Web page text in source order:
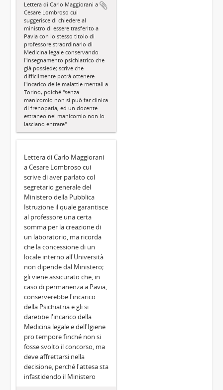
Lettera di Carlo Maggiorani a
Cesare Lombroso cui
suggerisce di chiedere al
ministro di essere trasferito a
Pavia con lo stesso titolo di
professore straordinario di
Medicina legale conservando
l'insegnamento psichiatrico che
già possiede; scrive che
difficilmente potrà ottenere
l'incarico delle malattie mentali a
Torino, poiché "senza
manicomio non si può far clinica
di frenopatia, ed un docente
estraneo nel manicomio non lo
lasciano entrare"
Lettera di Carlo Maggiorani
a Cesare Lombroso cui
scrive di aver parlato col
segretario generale del
Ministero della Pubblica
Istruzione il quale garantisce
al professore una certa
somma per la creazione di
un laboratorio, ma ricorda
che la concessione di un
locale interno all'Università
non dipende dal Ministero;
gli viene assicurato che, in
caso di permanenza a Pavia,
conserverebbe l'incarico
della Psichiatria e gli si
darebbe l'incarico della
Medicina legale e dell'Igiene
pro tempore finché non si
fosse svolto il concorso, ma
deve affrettarsi nella
decisione, perché l'attesa sta
infastidendo il Ministero